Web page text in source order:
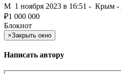
M 1 ноября 2023 в 16:51 - Крым -
₽1 000 000
Блокнот
×Закрыть окно
Написать автору